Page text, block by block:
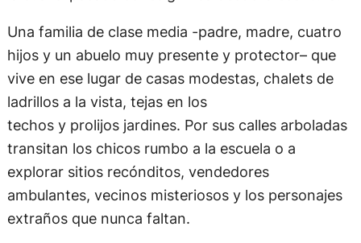
Una familia de clase media -padre, madre, cuatro
hijos y un abuelo muy presente y protector– que
vive en ese lugar de casas modestas, chalets de
ladrillos a la vista, tejas en los
techos y prolijos jardines. Por sus calles arboladas
transitan los chicos rumbo a la escuela o a
explorar sitios recónditos, vendedores
ambulantes, vecinos misteriosos y los personajes
extraños que nunca faltan.